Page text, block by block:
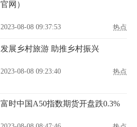
官网）
2023-08-08 09:37:53 热点
发展乡村旅游 助推乡村振兴
2023-08-08 09:23:40 热点
富时中国A50指数期货开盘跌0.3%